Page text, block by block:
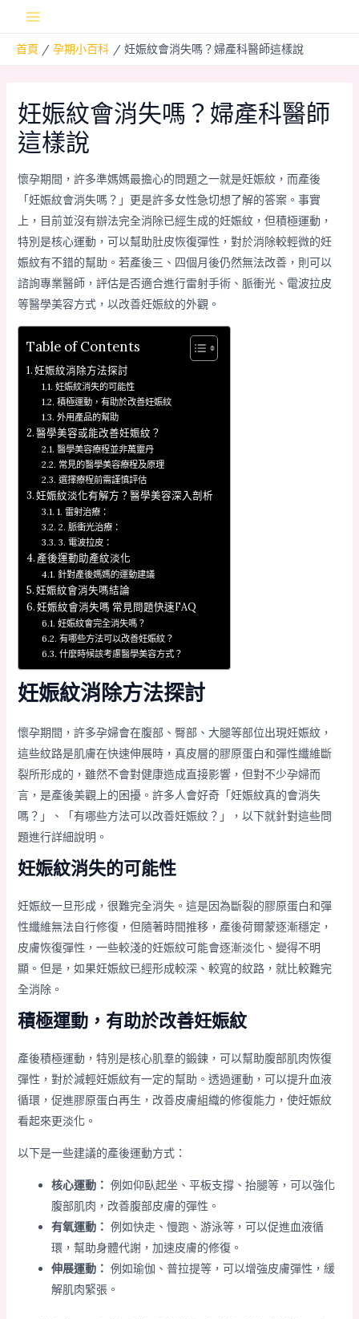
Menu
首頁 孕期小百科 妊娠紋會消失嗎？婦產科醫師這樣說
妊娠紋會消失嗎？婦產科醫師
這樣說
懷孕期間，許多準媽媽最擔心的問題之一就是妊娠紋，而產後
「妊娠紋會消失嗎？」更是許多女性急切想了解的答案。事實
上，目前並沒有辦法完全消除已經生成的妊娠紋，但積極運動，
特別是核心運動，可以幫助肚皮恢復彈性，對於消除較輕微的妊
娠紋有不錯的幫助。若產後三、四個月後仍然無法改善，則可以
諮詢專業醫師，評估是否適合進行雷射手術、脈衝光、電波拉皮
等醫學美容方式，以改善妊娠紋的外觀。
Table of Contents
妊娠紋消除方法探討
妊娠紋消失的可能性
積極運動，有助於改善妊娠紋
外用產品的幫助
醫學美容或能改善妊娠紋？
醫學美容療程並非萬靈丹
常見的醫學美容療程及原理
選擇療程前需謹慎評估
妊娠紋淡化有解方？醫學美容深入剖析
1. 雷射治療：
2. 脈衝光治療：
3. 電波拉皮：
產後運動助產紋淡化
針對產後媽媽的運動建議
妊娠紋會消失嗎結論
妊娠紋會消失嗎 常見問題快速FAQ
妊娠紋會完全消失嗎？
有哪些方法可以改善妊娠紋？
什麼時候該考慮醫學美容方式？
妊娠紋消除方法探討
懷孕期間，許多孕婦會在腹部、臀部、大腿等部位出現妊娠紋，
這些紋路是肌膚在快速伸展時，真皮層的膠原蛋白和彈性纖維斷
裂所形成的，雖然不會對健康造成直接影響，但對不少孕婦而
言，是產後美觀上的困擾。許多人會好奇「妊娠紋真的會消失
嗎？」、「有哪些方法可以改善妊娠紋？」，以下就針對這些問
題進行詳細說明。
妊娠紋消失的可能性
妊娠紋一旦形成，很難完全消失。這是因為斷裂的膠原蛋白和彈
性纖維無法自行修復，但隨著時間推移，產後荷爾蒙逐漸穩定，
皮膚恢復彈性，一些較淺的妊娠紋可能會逐漸淡化、變得不明
顯。但是，如果妊娠紋已經形成較深、較寬的紋路，就比較難完
全消除。
積極運動，有助於改善妊娠紋
產後積極運動，特別是核心肌羣的鍛鍊，可以幫助腹部肌肉恢復
彈性，對於減輕妊娠紋有一定的幫助。透過運動，可以提升血液
循環，促進膠原蛋白再生，改善皮膚組織的修復能力，使妊娠紋
看起來更淡化。
以下是一些建議的產後運動方式：
核心運動： 例如仰臥起坐、平板支撐、抬腿等，可以強化
腹部肌肉，改善腹部皮膚的彈性。
有氧運動： 例如快走、慢跑、游泳等，可以促進血液循
環，幫助身體代謝，加速皮膚的修復。
伸展運動： 例如瑜伽、普拉提等，可以增強皮膚彈性，緩
解肌肉緊張。